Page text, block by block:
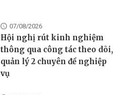
07/08/2026
Hội nghị rút kinh nghiệm
thông qua công tác theo dõi,
quản lý 2 chuyên đề nghiệp
vụ